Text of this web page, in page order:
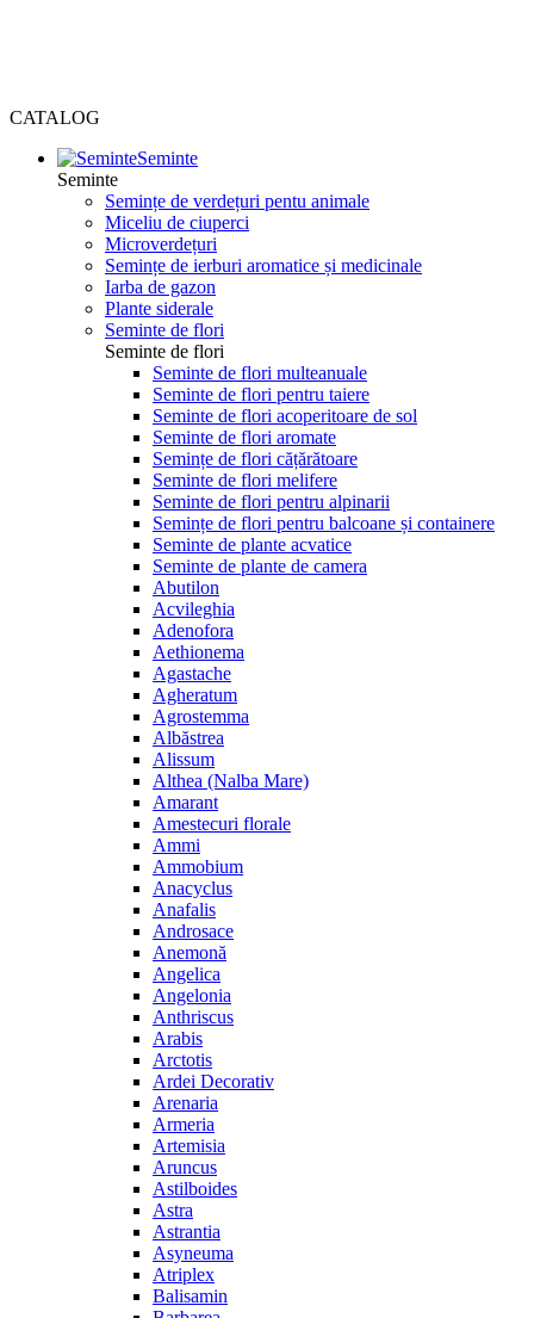
CATALOG
Seminte
Seminte
Semințe de verdețuri pentu animale
Miceliu de ciuperci
Microverdețuri
Semințe de ierburi aromatice și medicinale
Iarba de gazon
Plante siderale
Seminte de flori
Seminte de flori
Seminte de flori multeanuale
Seminte de flori pentru taiere
Seminte de flori acoperitoare de sol
Seminte de flori aromate
Semințe de flori cățărătoare
Seminte de flori melifere
Seminte de flori pentru alpinarii
Semințe de flori pentru balcoane și containere
Seminte de plante acvatice
Seminte de plante de camera
Abutilon
Acvileghia
Adenofora
Aethionema
Agastache
Agheratum
Agrostemma
Albăstrea
Alissum
Althea (Nalba Mare)
Amarant
Amestecuri florale
Ammi
Ammobium
Anacyclus
Anafalis
Androsace
Anemonă
Angelica
Angelonia
Anthriscus
Arabis
Arctotis
Ardei Decorativ
Arenaria
Armeria
Artemisia
Aruncus
Astilboides
Astra
Astrantia
Asyneuma
Atriplex
Balisamin